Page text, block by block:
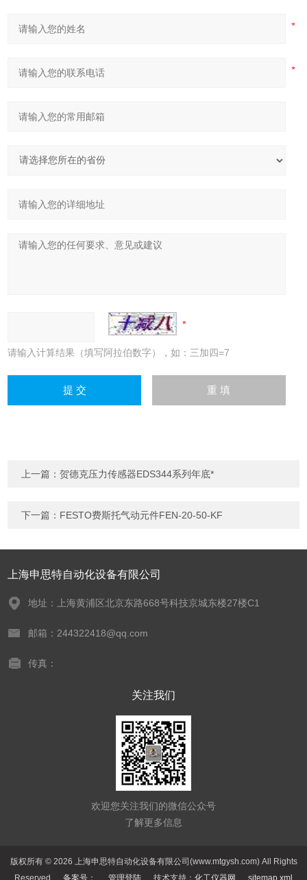
请输入计算结果（填写阿拉伯数字），如：三加四=7
上一篇：贺德克压力传感器EDS344系列年底*
下一篇： FESTO费斯托气动元件FEN-20-50-KF
上海申思特自动化设备有限公司
地址：上海黄浦区北京东路668号科技京城东楼27楼C1
邮箱：244322418@qq.com
传真：
关注我们
欢迎您关注我们的微信公众号
了解更多信息
版权所有 © 2026 上海申思特自动化设备有限公司(www.mtgysh.com) All Rights
Reserved 备案号： 管理登陆 技术支持： 化工仪器网 sitemap.xml